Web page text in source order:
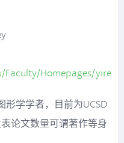
Faculty/Homepages/
形学学者，目前为UCSD
论文数量可谓著作等身